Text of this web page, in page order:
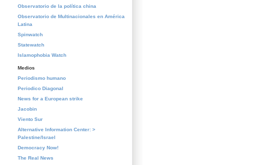
Observatorio de la política china
Observatorio de Multinacionales en América
Latina
Spinwatch
Statewatch
Islamophobia Watch
Medios
Periodismo humano
Periodico Diagonal
News for a European strike
Jacobin
Viento Sur
Alternative Information Center: >
Palestine/Israel
Democracy Now!
The Real News